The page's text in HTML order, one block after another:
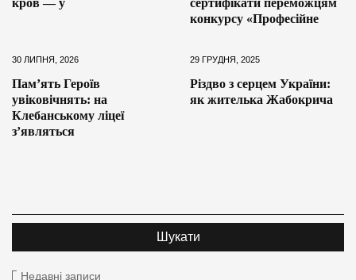
кров — у
сертифікати переможцям
конкурсу «Професійне
30 ЛИПНЯ, 2026
Пам’ять Героїв
увіковічнять: на
Клебанському ліцеї
з’являться
29 ГРУДНЯ, 2025
Різдво з серцем України:
як жителька Жабокрича
Недавні записи